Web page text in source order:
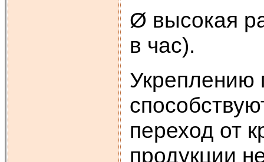
Ø высокая
в час).
Укреплению
переход от
продукции